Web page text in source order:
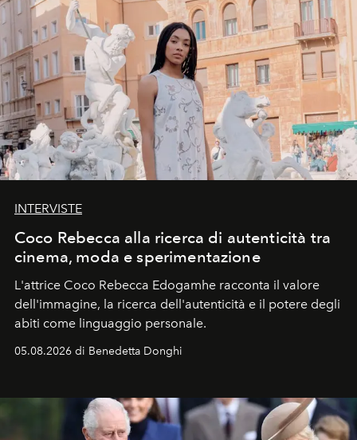
INTERVISTE
Coco Rebecca alla ricerca di autenticità tra
cinema, moda e sperimentazione
L'attrice Coco Rebecca Edogamhe racconta il valore
dell'immagine, la ricerca dell'autenticità e il potere degli
abiti come linguaggio personale.
05.08.2026 di Benedetta Donghi